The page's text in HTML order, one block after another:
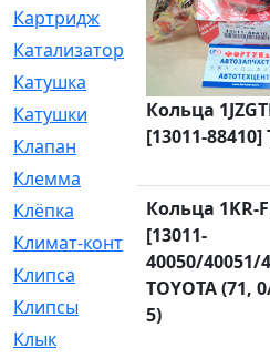
Картридж
[250]
Катализатор
[1]
Катушка
[2]
Катушки
[291]
Клапан
[375]
Клемма
[5]
Клёпка
[2]
Климат-контроль
Клипса
[21]
Клипсы
Клык
Кольца
[13011-88410]
Кольца 1KR-
[13011-
40050/40051/
TOYOTA (71,
5)